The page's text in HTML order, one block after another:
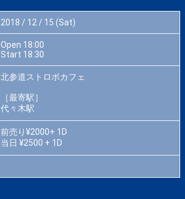
2018 / 12 / 15 (Sat)
Open 18:00
Start 18:30
北参道ストロボカフェ
［最寄駅］
代々木駅
前売り¥2000+ 1D
当日 ¥2500 + 1D